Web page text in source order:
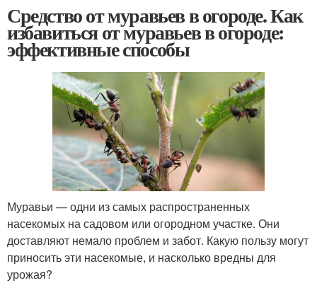
Средство от муравьев в огороде. Как
избавиться от муравьев в огороде:
эффективные способы
Муравьи — одни из самых распространенных
насекомых на садовом или огородном участке. Они
доставляют немало проблем и забот. Какую пользу могут
приносить эти насекомые, и насколько вредны для
урожая?